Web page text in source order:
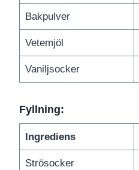
Bakpulver
Vetemjöl
Vaniljsocker
Fyllning:
Ingrediens
Strösocker